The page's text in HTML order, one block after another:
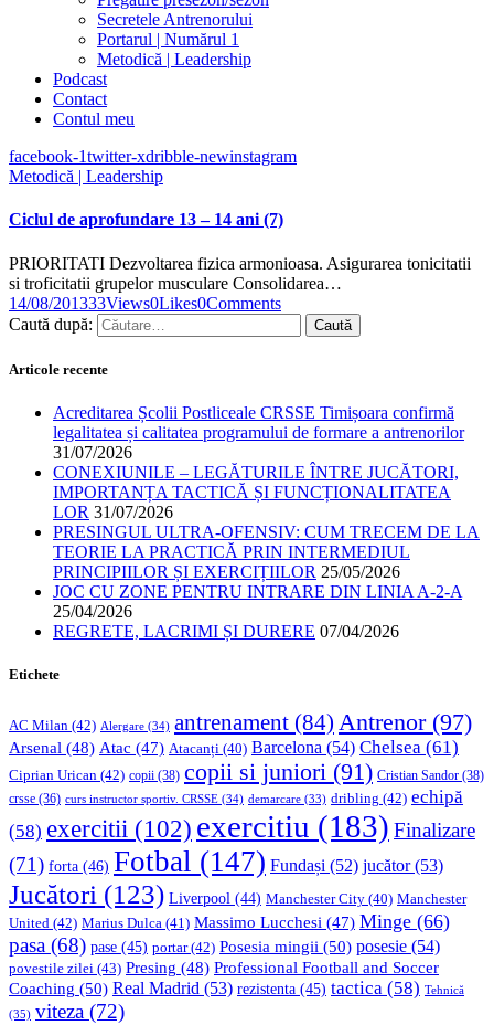
Secretele Antrenorului
Portarul | Numărul 1
Metodică | Leadership
Podcast
Contact
Contul meu
facebook-1twitter-xdribble-newinstagram
Metodică | Leadership
Ciclul de aprofundare 13 – 14 ani (7)
PRIORITATI Dezvoltarea fizica armonioasa. Asigurarea tonicitatii
si troficitatii grupelor musculare Consolidarea…
14/08/201333Views0Likes0Comments
Caută după:
Articole recente
Acreditarea Școlii Postliceale CRSSE Timișoara confirmă
legalitatea și calitatea programului de formare a antrenorilor
31/07/2026
CONEXIUNILE – LEGĂTURILE ÎNTRE JUCĂTORI,
IMPORTANȚA TACTICĂ ȘI FUNCȚIONALITATEA
LOR 31/07/2026
PRESINGUL ULTRA-OFENSIV: CUM TRECEM DE LA
TEORIE LA PRACTICĂ PRIN INTERMEDIUL
PRINCIPIILOR ȘI EXERCIȚIILOR 25/05/2026
JOC CU ZONE PENTRU INTRARE DIN LINIA A-2-A
25/04/2026
REGRETE, LACRIMI ȘI DURERE 07/04/2026
Etichete
AC Milan (42) Alergare (34) antrenament (84) Antrenor(97)
Arsenal (48) Atac (47) Atacanți (40) Barcelona (54) Chelsea (61)
Ciprian Urican (42) copii (38) copii si juniori (91) Cristian Sandor (38)
crsse (36) curs instructor sportiv. CRSSE (34) demarcare (33) dribling (42) echipă
(58) exercitii (102) exercitiu (183) Finalizare
(71) forta (46) Fotbal (147) Fundași (52) jucător(53)
Jucători (123) Liverpool (44) Manchester City (40) Manchester
United (42) Marius Dulca (41) Massimo Lucchesi (47) Minge (66)
pasa (68) pase (45) portar(42) Posesia mingii (50) posesie (54)
povestile zilei (43) Presing (48) Professional Football and Soccer
Coaching (50) Real Madrid (53) rezistenta (45) tactica (58) Tehnică
(35) viteza (72)